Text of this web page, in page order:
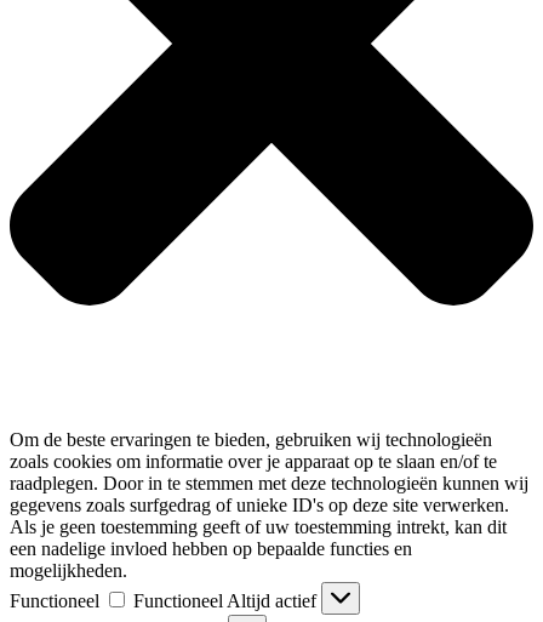
Om de beste ervaringen te bieden, gebruiken wij technologieën
zoals cookies om informatie over je apparaat op te slaan en/of te
raadplegen. Door in te stemmen met deze technologieën kunnen wij
gegevens zoals surfgedrag of unieke ID's op deze site verwerken.
Als je geen toestemming geeft of uw toestemming intrekt, kan dit
een nadelige invloed hebben op bepaalde functies en
mogelijkheden.
Functioneel
Functioneel Altijd actief